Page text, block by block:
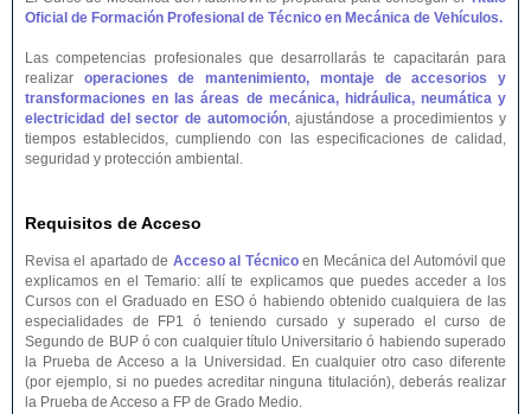
Oficial de Formación Profesional de Técnico en Mecánica de Vehículos.
Las competencias profesionales que desarrollarás te capacitarán para
realizar operaciones de mantenimiento, montaje de accesorios y
transformaciones en las áreas de mecánica, hidráulica, neumática y
electricidad del sector de automoción, ajustándose a procedimientos y
tiempos establecidos, cumpliendo con las especificaciones de calidad,
seguridad y protección ambiental.
Requisitos de Acceso
Revisa el apartado de Acceso al Técnicoen Mecánica del Automóvil que
explicamos en el Temario: allí te explicamos que puedes acceder a los
Cursos con el Graduado en ESO ó habiendo obtenido cualquiera de las
especialidades de FP1 ó teniendo cursado y superado el curso de
Segundo de BUP ó con cualquier título Universitario ó habiendo superado
la Prueba de Acceso a la Universidad. En cualquier otro caso diferente
(por ejemplo, si no puedes acreditar ninguna titulación), deberás realizar
la Prueba de Acceso a FP de Grado Medio.